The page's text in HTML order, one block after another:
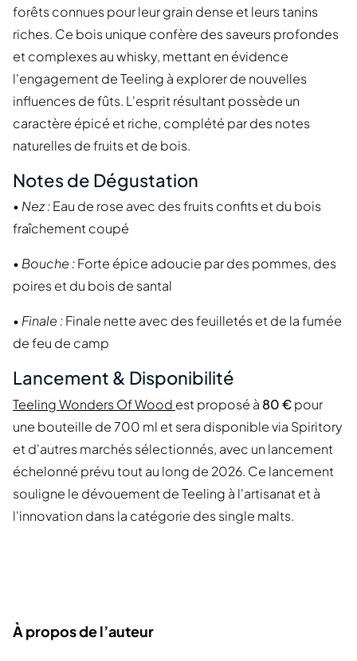
forêts connues pour leur grain dense et leurs tanins
riches. Ce bois unique confère des saveurs profondes
et complexes au whisky, mettant en évidence
l'engagement de Teeling à explorer de nouvelles
influences de fûts. L'esprit résultant possède un
caractère épicé et riche, complété par des notes
naturelles de fruits et de bois.
Notes de Dégustation
• Nez :Eau de rose avec des fruits confits et du bois
fraîchement coupé
• Bouche :Forte épice adoucie par des pommes, des
poires et du bois de santal
• Finale :Finale nette avec des feuilletés et de la fumée
de feu de camp
Lancement & Disponibilité
Teeling Wonders Of Wood est proposé à 80 €pour
une bouteille de 700 ml et sera disponible via Spiritory
et d'autres marchés sélectionnés, avec un lancement
échelonné prévu tout au long de 2026. Ce lancement
souligne le dévouement de Teeling à l'artisanat et à
l'innovation dans la catégorie des single malts.
À propos de l’auteur